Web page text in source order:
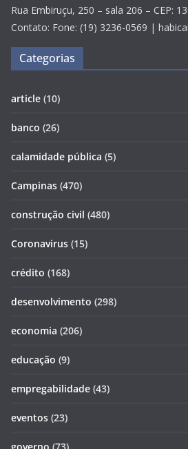
Rua Embiruçu, 250 – sala 206 – CEP:
Contato: Fone: (19) 3236-0569 |
Categorias
article (10)
banco (26)
calamidade pública (5)
Campinas (470)
construção civil (480)
Coronavirus (15)
crédito (168)
desenvolvimento (298)
economia (206)
educação (9)
empregabilidade (43)
eventos (23)